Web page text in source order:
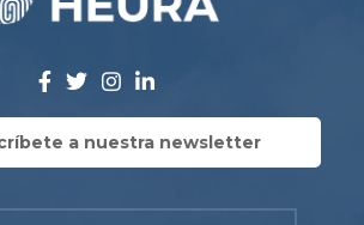
a nuestra newsletter